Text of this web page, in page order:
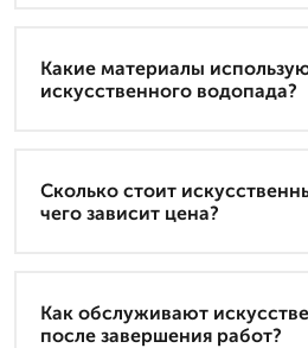
Какие материалы
искусственного водопада?
Сколько стоит
чего зависит цена?
Как обслуживают
после завершения работ?